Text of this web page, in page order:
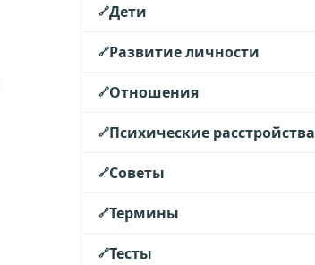
Дети
Развитие личности
Отношения
Психические расстройства
Советы
Термины
Тесты